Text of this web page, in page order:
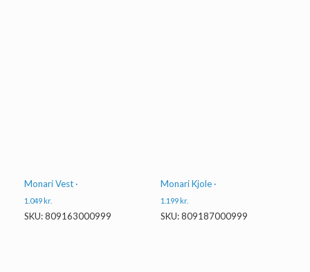
Monari Vest ·
1.049kr.
SKU: 809163000999
Monari Kjole ·
1.199kr.
SKU: 809187000999